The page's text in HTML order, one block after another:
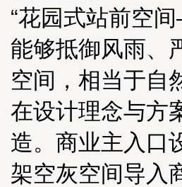
“花园式站前空
能够抵御风雨、
空间，相当于自
在设计理念与方
造。商业主入口
架空灰空间导入